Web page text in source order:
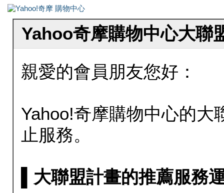
Yahoo奇摩購物中心大聯
親愛的會員朋友您好：
Yahoo!奇摩購物中心的大
止服務。
▌大聯盟計畫的推薦服務